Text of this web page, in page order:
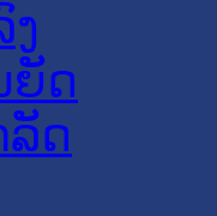
ຍັດ
ດ